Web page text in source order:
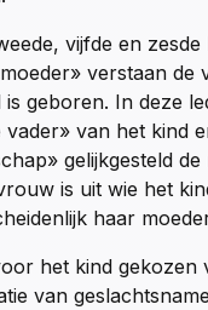
vijfde en
verstaan de
is geboren. In deze
vader» van het kind
gelijkgesteld de
is uit wie het
haar
het kind gekozen
van